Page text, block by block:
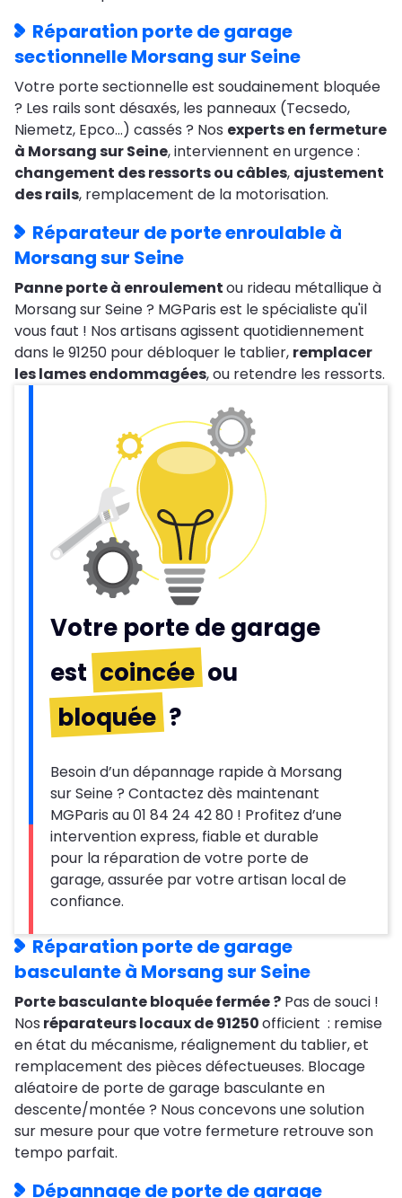
Réparation porte de garage
sectionnelle Morsang sur Seine
Votre porte sectionnelle est soudainement bloquée
? Les rails sont désaxés, les panneaux (Tecsedo,
Niemetz, Epco…) cassés ? Nos experts en fermeture
à Morsang sur Seine, interviennent en urgence :
changement des ressorts ou câbles, ajustement
des rails, remplacement de la motorisation.
Réparateur de porte enroulable à
Morsang sur Seine
Panne porte à enroulementou rideau métallique à
Morsang sur Seine ? MGParis est le spécialiste qu'il
vous faut ! Nos artisans agissent quotidiennement
dans le 91250 pour débloquer le tablier, remplacer
les lames endommagées, ou retendre les ressorts.
Votre porte de garage
est coincée ou
bloquée ?
Besoin d’un dépannage rapide à Morsang
sur Seine ? Contactez dès maintenant
MGParis au 01 84 24 42 80 ! Profitez d’une
intervention express, fiable et durable
pour la réparation de votre porte de
garage, assurée par votre artisan local de
confiance.
Réparation porte de garage
basculante à Morsang sur Seine
Porte basculante bloquée fermée ? Pas de souci !
Nos réparateurs locaux de 91250officient : remise
en état du mécanisme, réalignement du tablier, et
remplacement des pièces défectueuses. Blocage
aléatoire de porte de garage basculante en
descente/montée ? Nous concevons une solution
sur mesure pour que votre fermeture retrouve son
tempo parfait.
Dépannage de porte de garage